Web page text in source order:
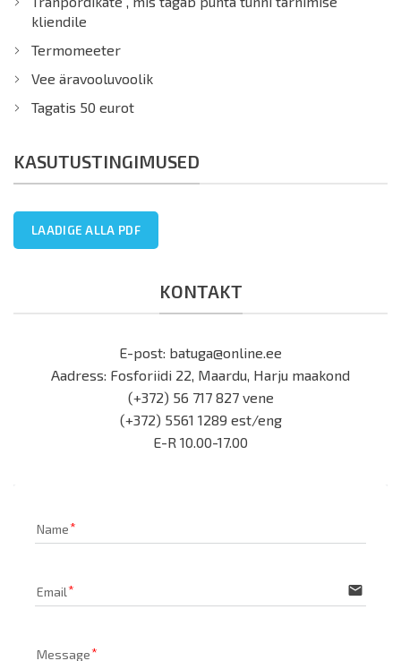
kliendile
Termomeeter
Vee äravooluvoolik
Tagatis 50 eurot
KASUTUSTINGIMUSED
LAADIGE ALLA PDF
KONTAKT
E-post: batuga@online.ee
Aadress: Fosforiidi 22, Maardu, Harju maakond
(+372) 56 717 827 vene
(+372) 5561 1289 est/eng
E-R 10.00-17.00
Name
Email email
Message